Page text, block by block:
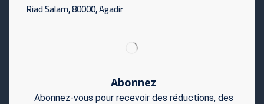
Riad Salam, 80000, Agadir
Abonnez
Abonnez-vous pour recevoir des réductions, des